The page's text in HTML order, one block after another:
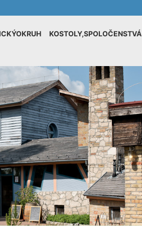
KOSTOLY,SPOLOČENSTVÁ